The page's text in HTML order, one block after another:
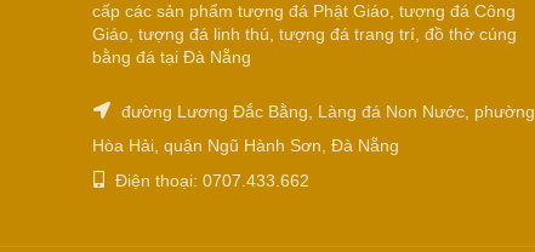
cấp các sản phẩm tượng đá Phật Giáo, tượng đá Công
Giáo, tượng đá linh thú, tượng đá trang trí, đồ thờ cúng
bằng đá tại Đà Nẵng
đường Lương Đắc Bằng, Làng đá Non Nước, phường
Hòa Hải, quận Ngũ Hành Sơn, Đà Nẵng
Điện thoại: 0707.433.662